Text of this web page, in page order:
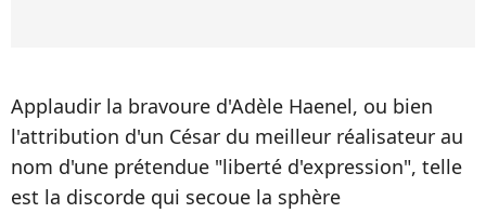
Applaudir la bravoure d'Adèle Haenel, ou bien
l'attribution d'un César du meilleur réalisateur au
nom d'une prétendue "liberté d'expression", telle
est la discorde qui secoue la sphère